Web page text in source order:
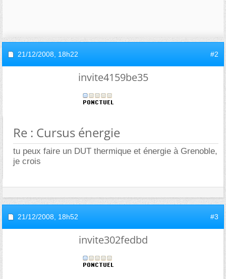
21/12/2008, 18h22 #2
invite4159be35
Re : Cursus énergie
tu peux faire un DUT thermique et énergie à Grenoble,
je crois
21/12/2008, 18h52 #3
invite302fedbd